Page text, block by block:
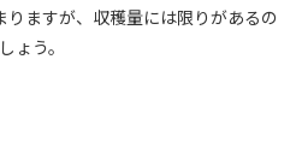
ますが、収穫量には限りがあるの
ょう。